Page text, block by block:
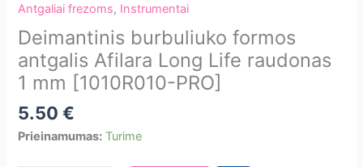
Antgaliai frezoms, Instrumentai
Deimantinis burbuliuko formos
antgalis Afilara Long Life raudonas
1 mm [1010R010-PRO]
5.50€
Prieinamumas: Turime